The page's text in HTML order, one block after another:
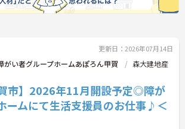
更新日：2026年07月14日
がい者グループホームあぽろん甲賀
森大建地産
賀市】2026年11月開設予定◎障が
ームにて生活支援員のお仕事♪＜